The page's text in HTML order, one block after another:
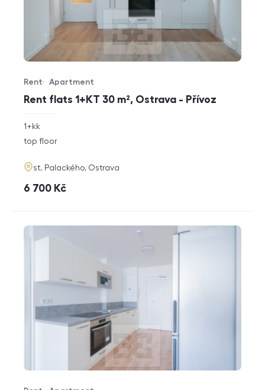
Rent flats 1+KT 30 m², Ostrava - Přívoz
Offer type
Rent
Property type
Apartment
rozměry
disposition
1+kk
funkce
top floor
adresa
st. Palackého, Ostrava
cena
6 700 Kč